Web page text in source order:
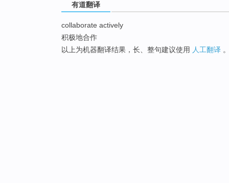
有道翻译
collaborate actively
积极地合作
以上为机器翻译结果，长、整句建议使用 人工翻译